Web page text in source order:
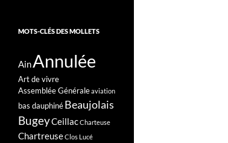
MOTS-CLÉS DES MOLLETS
AinAnnulée
Art de vivre
Assemblée Généraleaviation
bas dauphinéBeaujolais
BugeyCeillacCharteuse
ChartreuseClos Lucé